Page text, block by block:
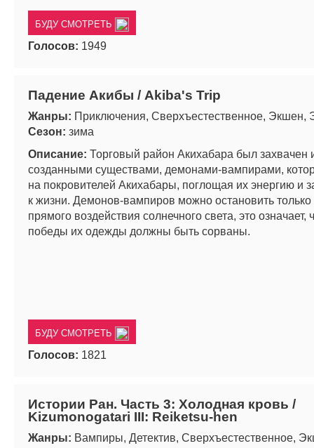
БУДУ СМОТРЕТЬ
Голосов: 1949
Падение Акибы / Akiba's Trip
Жанры: Приключения, Сверхъестественное, Экшен,
Сезон: зима
Описание: Торговый район Акихабара был захвачен
созданными существами, демонами-вампирами,
на покровителей Акихабары, поглощая их энергию и
к жизни. Демонов-вампиров можно остановить только
прямого воздействия солнечного света, это означает,
победы их одежды должны быть сорваны.
БУДУ СМОТРЕТЬ
Голосов: 1821
Истории Ран. Часть 3: Холодная кровь /
Kizumonogatari III: Reiketsu-hen
Жанры: Вампиры, Детектив, Сверхъестественное,